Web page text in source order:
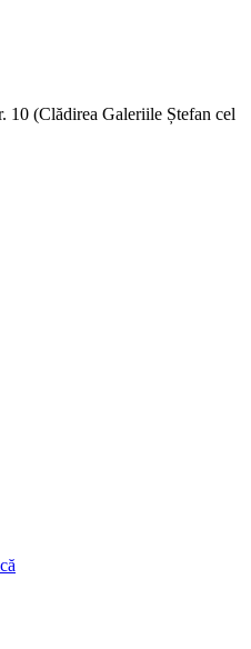
10 (Clădirea Galeriile Ștefan cel